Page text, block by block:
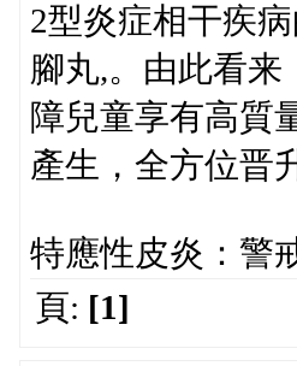
2型炎症相干疾
腳丸,。由此看
障兒童享有高質
產生，全方位晋
特應性皮炎：警
頁: [1]